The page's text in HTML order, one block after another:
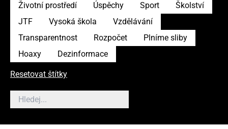
Životní prostředí
Úspěchy Sport
Školství
JTF
Vysoká škola
Vzdělávání
Transparentnost
Rozpočet
Plníme sliby
Hoaxy
Dezinformace
Resetovat štítky